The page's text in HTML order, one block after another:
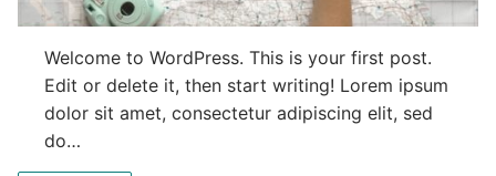
Welcome to WordPress. This is your first post.
Edit or delete it, then start writing! Lorem ipsum
dolor sit amet, consectetur adipiscing elit, sed
do…